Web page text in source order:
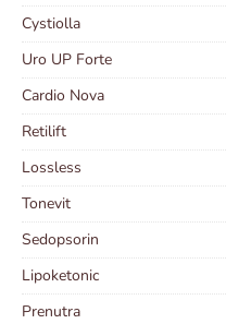
Cystiolla
Uro UP Forte
Cardio Nova
Retilift
Lossless
Tonevit
Sedopsorin
Lipoketonic
Prenutra